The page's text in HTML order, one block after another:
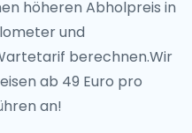
höheren Abholpreis in
und
berechnen.Wir
ab 49 Euro pro
an!